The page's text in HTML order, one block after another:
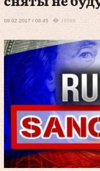
09.02.2017 / 08:45 16588